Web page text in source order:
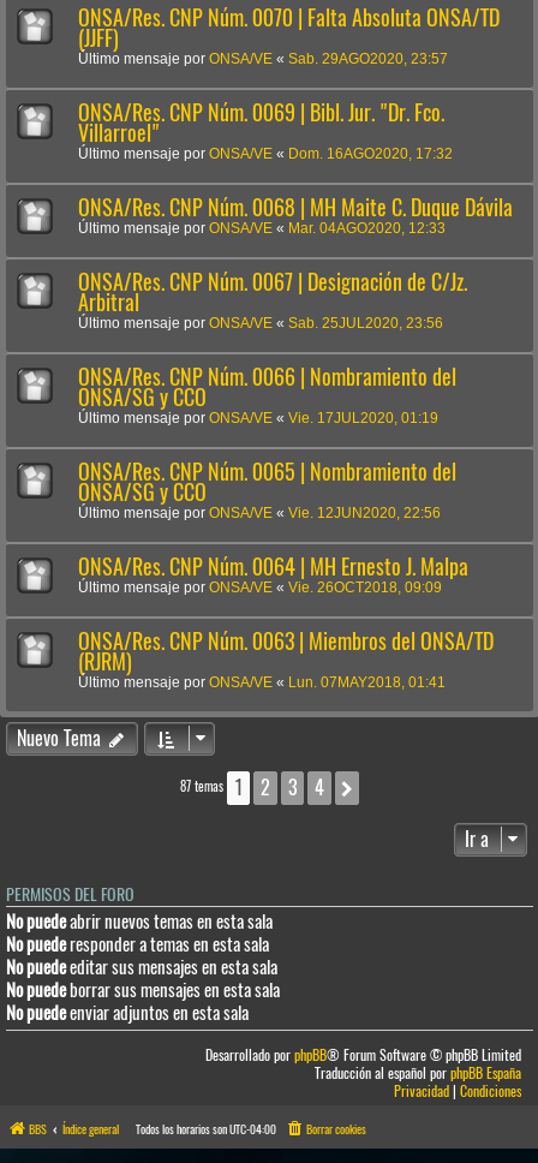
ONSA/Res. CNP Núm. 0070 | Falta Absoluta ONSA/TD
(JJFF)
Último mensaje por ONSA/VE « Sab. 29AGO2020, 23:57
ONSA/Res. CNP Núm. 0069 | Bibl. Jur. "Dr. Fco.
Villarroel"
Último mensaje por ONSA/VE « Dom. 16AGO2020, 17:32
ONSA/Res. CNP Núm. 0068 | MH Maite C. Duque Dávila
Último mensaje por ONSA/VE « Mar. 04AGO2020, 12:33
ONSA/Res. CNP Núm. 0067 | Designación de C/Jz.
Arbitral
Último mensaje por ONSA/VE « Sab. 25JUL2020, 23:56
ONSA/Res. CNP Núm. 0066 | Nombramiento del
ONSA/SG y CCO
Último mensaje por ONSA/VE « Vie. 17JUL2020, 01:19
ONSA/Res. CNP Núm. 0065 | Nombramiento del
ONSA/SG y CCO
Último mensaje por ONSA/VE « Vie. 12JUN2020, 22:56
ONSA/Res. CNP Núm. 0064 | MH Ernesto J. Malpa
Último mensaje por ONSA/VE « Vie. 26OCT2018, 09:09
ONSA/Res. CNP Núm. 0063 | Miembros del ONSA/TD
(RJRM)
Último mensaje por ONSA/VE « Lun. 07MAY2018, 01:41
Nuevo Tema
87 temas 1 2 3 4
Ir a
PERMISOS DEL FORO
No puedeabrir nuevos temas en esta sala
No puederesponder a temas en esta sala
No puedeeditar sus mensajes en esta sala
No puedeborrar sus mensajes en esta sala
No puedeenviar adjuntos en esta sala
Desarrollado porphpBB® Forum Software © phpBB Limited
Traducción al español porphpBB España
Privacidad|Condiciones
BBS Índice general Todos los horarios sonUTC-04:00 Borrar cookies